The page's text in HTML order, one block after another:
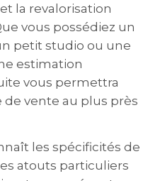
la revalorisation
vous possédiez un
petit studio ou une
estimation
vous permettra
vente au plus près
les spécificités de
atouts particuliers